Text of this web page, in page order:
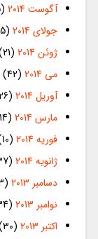
آگوست 2014
(15)
جولای 2014
(25)
ژوئن 2014
(21)
می 2014
(42)
آوریل 2014
(26)
مارس 2014
(14)
فوریه 2014
(10)
ژانویه 2014
(37)
دسامبر 2013
(43)
نوامبر 2013
(34)
اکتبر 2013
(30)